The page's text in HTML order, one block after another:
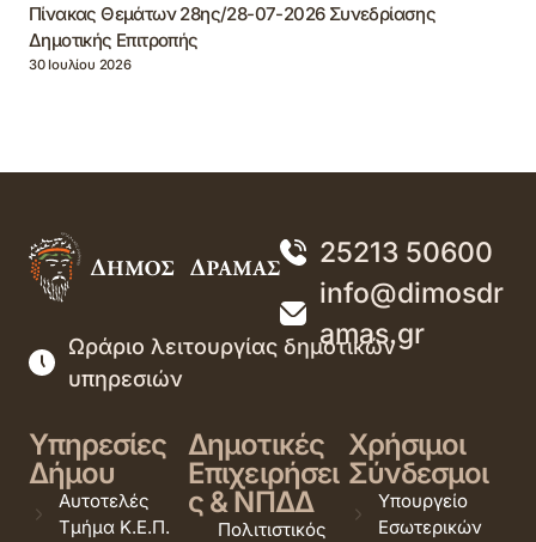
Πίνακας Θεμάτων 28ης/28-07-2026 Συνεδρίασης
Δημοτικής Επιτροπής
30 Ιουλίου 2026
25213 50600
info@dimosdr
amas.gr
Ωράριο λειτουργίας δημοτικών
υπηρεσιών
Υπηρεσίες
Δήμου
Αυτοτελές
Τμήμα Κ.Ε.Π.
Δημοτικές
Επιχειρήσει
ς & ΝΠΔΔ
Πολιτιστικός
Χρήσιμοι
Σύνδεσμοι
Υπουργείο
Εσωτερικών